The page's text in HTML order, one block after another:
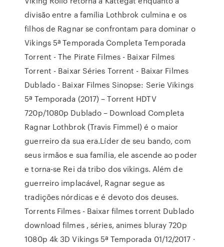
divisão entre a família Lothbrok culmina e os
filhos de Ragnar se confrontam para dominar o
Vikings 5ª Temporada Completa Temporada
Torrent - The Pirate Filmes - Baixar Filmes
Torrent - Baixar Séries Torrent - Baixar Filmes
Dublado - Baixar Filmes Sinopse: Serie Vikings
5ª Temporada (2017) – Torrent HDTV
720p/1080p Dublado – Download Completa
Ragnar Lothbrok (Travis Fimmel) é o maior
guerreiro da sua era.Líder de seu bando, com
seus irmãos e sua família, ele ascende ao poder
e torna-se Rei da tribo dos vikings. Além de
guerreiro implacável, Ragnar segue as
tradições nórdicas e é devoto dos deuses.
Torrents Filmes - Baixar filmes torrent Dublado
download filmes , séries, animes bluray 720p
1080p 4k 3D Vikings 5ª Temporada 01/12/2017 ·